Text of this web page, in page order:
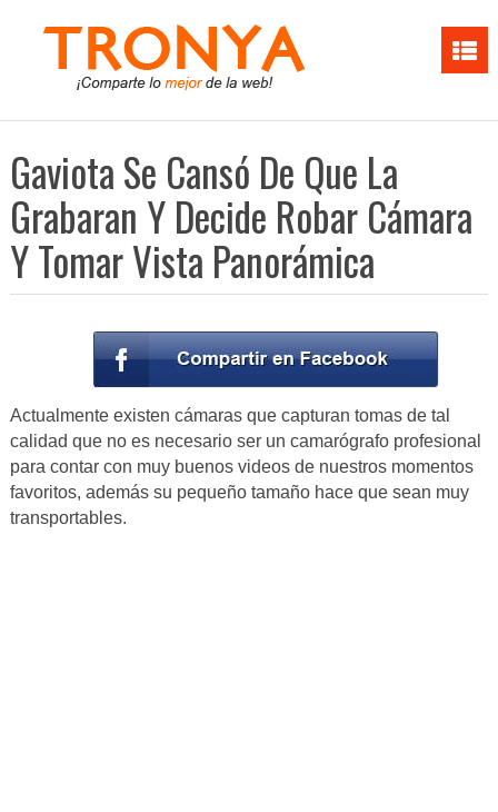
Gaviota Se Cansó De Que La
Grabaran Y Decide Robar Cámara
Y Tomar Vista Panorámica
Actualmente existen cámaras que capturan tomas de tal
calidad que no es necesario ser un camarógrafo profesional
para contar con muy buenos videos de nuestros momentos
favoritos, además su pequeño tamaño hace que sean muy
transportables.